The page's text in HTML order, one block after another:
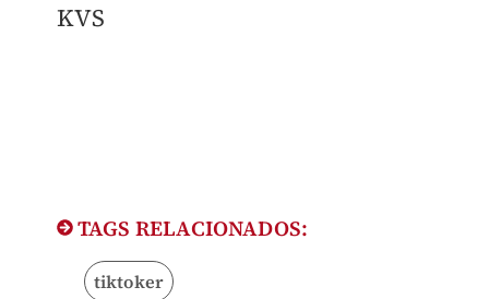
KVS
TAGS RELACIONADOS:
tiktoker